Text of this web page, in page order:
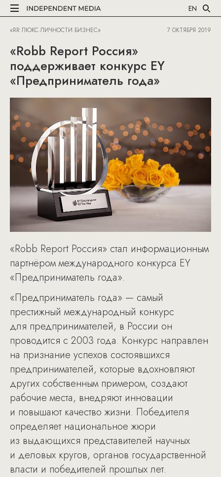
EN
«RR ЛЮКС.ЛИЧНОСТИ.БИЗНЕС» 7 ОКТЯБРЯ 2019
«Robb Report Россия»
поддерживает конкурс EY
«Предприниматель года»
«Robb Report Россия» стал информационным
партнёром международного конкурса EY
«Предприниматель года».
«Предприниматель года» — самый
престижный международный конкурс
для предпринимателей, в России он
проводится с 2003 года. Конкурс направлен
на признание успехов состоявшихся
предпринимателей, которые вдохновляют
других собственным примером, создают
рабочие места, внедряют инновации
и повышают качество жизни. Победителя
определяет национальное жюри
из выдающихся представителей научных
и деловых кругов, органов государственной
власти и победителей прошлых лет.